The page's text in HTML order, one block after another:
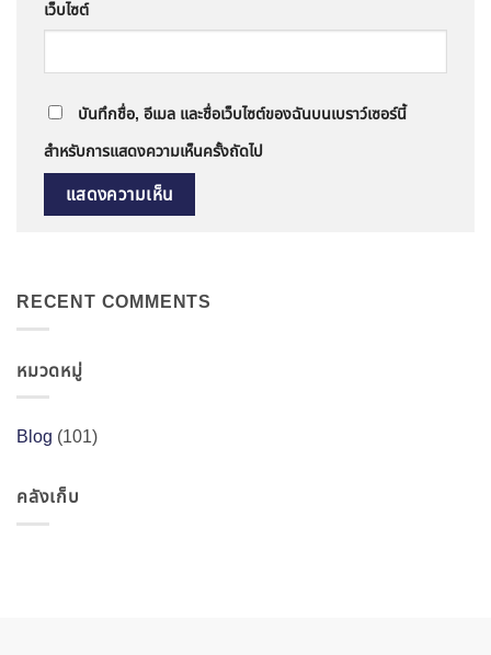
เว็บไซต์
บันทึกชื่อ, อีเมล และชื่อเว็บไซต์ของฉันบนเบราว์เซอร์นี้
สำหรับการแสดงความเห็นครั้งถัดไป
RECENT COMMENTS
หมวดหมู่
Blog (101)
คลังเก็บ